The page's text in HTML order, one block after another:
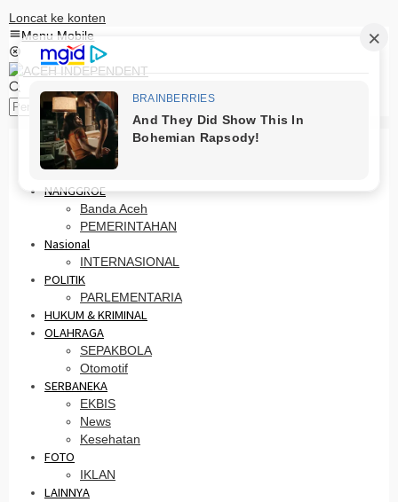
Loncat ke konten
Menu Mobile
HOME
PRO OTONOMI
NANGGROE
Banda Aceh
PEMERINTAHAN
Nasional
INTERNASIONAL
POLITIK
PARLEMENTARIA
HUKUM & KRIMINAL
OLAHRAGA
SEPAKBOLA
Otomotif
SERBANEKA
EKBIS
News
Kesehatan
FOTO
IKLAN
LAINNYA